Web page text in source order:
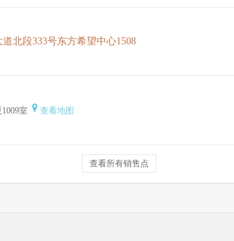
北段333号东方希望中心1508
室
查看地图
查看所有销售点